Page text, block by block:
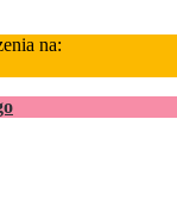
na: